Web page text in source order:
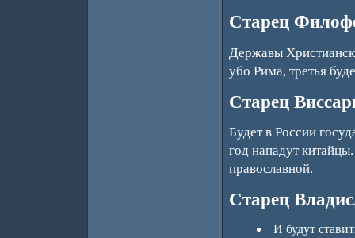
Старец
Державы
убо Рима, третья
Старец
Будет в России
год нападут
православной.
Старец
И будут